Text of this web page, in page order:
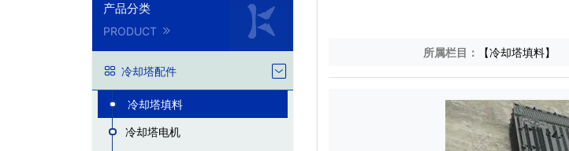
产品分类
PRODUCT
冷却塔配件
冷却塔填料
冷却塔电机
所属栏目： 【冷却塔填料】